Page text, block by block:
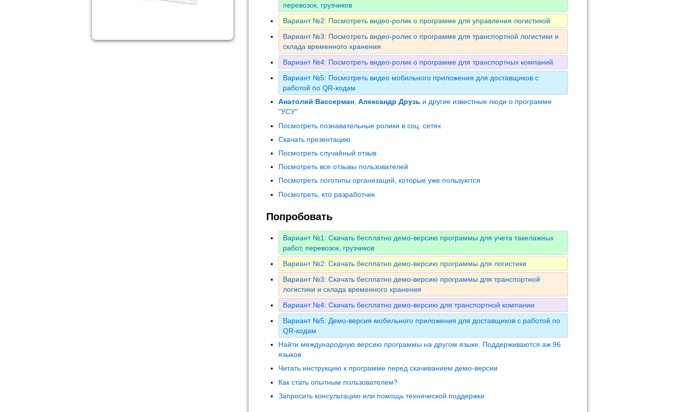
перевозок, грузчиков
Вариант №2: Посмотреть видео-ролик о программе для управления логистикой
Вариант №3: Посмотреть видео-ролик о программе для транспортной логистики и
склада временного хранения
Вариант №4: Посмотреть видео-ролик о программе для транспортных компаний
Вариант №5: Посмотреть видео мобильного приложения для доставщиков с
работой по QR-кодам
Анатолий Вассерман, Александр Друзь и другие известные люди о программе
"УСУ"
Посмотреть познавательные ролики в соц. сетях
Скачать презентацию
Посмотреть случайный отзыв
Посмотреть все отзывы пользователей
Посмотреть логотипы организаций, которые уже пользуются
Посмотреть, кто разработчик
Попробовать
Вариант №1: Скачать бесплатно демо-версию программы для учета такелажных
работ, перевозок, грузчиков
Вариант №2: Скачать бесплатно демо-версию программы для логистики
Вариант №3: Скачать бесплатно демо-версию программы для транспортной
логистики и склада временного хранения
Вариант №4: Скачать бесплатно демо-версию для транспортной компании
Вариант №5: Демо-версия мобильного приложения для доставщиков с работой по
QR-кодам
Найти международную версию программы на другом языке. Поддерживаются аж 96
языков
Читать инструкцию к программе перед скачиванием демо-версии
Как стать опытным пользователем?
Запросить консультацию или помощь технической поддержки